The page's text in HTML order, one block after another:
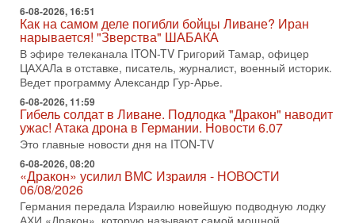
Нетаньяху в США и его встреча с Дональдом Трампом
оставили больше вопросов, чем ответов. Полная
31-07-2026, 15:18
Иран готовит покушение на Нетаниягу! Трамп не
хочет эскалации, но КСИР готовит взрыв!
В эфире телеканала ITON-TV СЕРГЕЙ МИГДАЛЬ, эксперт
по вопросам безопасности, офицер запаса
Международного управления полиции Израиля, автор
31-07-2026, 09:02
Битва за разоружение ХАМАСа - НОВОСТИ
31/07/2026
Сегодня президент США Дональд Трамп заявил о
достижении исторического соглашения о полном
разоружении ХАМАСа и других вооруженных группировок в
6-08-2026, 16:51
Как на самом деле погибли бойцы Ливане? Иран
нарывается! "Зверства" ШАБАКА
В эфире телеканала ITON-TV Григорий Тамар, офицер
ЦАХАЛа в отставке, писатель, журналист, военный историк.
Ведет программу Александр Гур-Арье.
6-08-2026, 11:59
Гибель солдат в Ливане. Подлодка "Дракон" наводит
ужас! Атака дрона в Германии. Новости 6.07
Это главные новости дня на ITON-TV
6-08-2026, 08:20
«Дракон» усилил ВМС Израиля - НОВОСТИ
06/08/2026
Германия передала Израилю новейшую подводную лодку
АХИ «Дракон», которую называют самой мощной